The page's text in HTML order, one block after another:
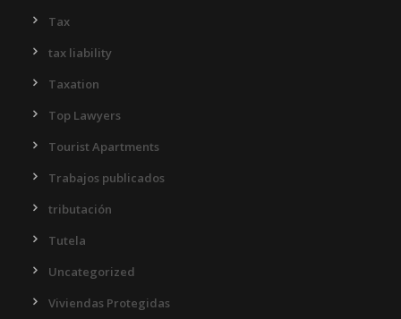
Tax
tax liability
Taxation
Top Lawyers
Tourist Apartments
Trabajos publicados
tributación
Tutela
Uncategorized
Viviendas Protegidas